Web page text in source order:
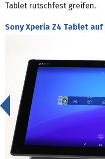
Tablet rutschfest greifen.
Sony Xperia Z4 Tablet auf
<